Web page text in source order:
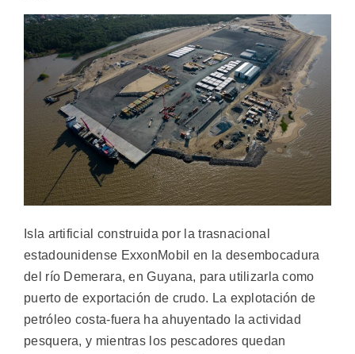
Isla artificial construida por la trasnacional
estadounidense ExxonMobil en la desembocadura
del río Demerara, en Guyana, para utilizarla como
puerto de exportación de crudo. La explotación de
petróleo costa-fuera ha ahuyentado la actividad
pesquera, y mientras los pescadores quedan